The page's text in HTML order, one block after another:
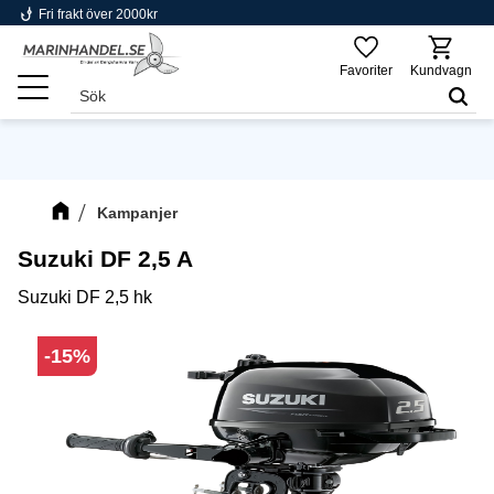
Meny
phishing Fri frakt över 2000kr
Favoriter Kundvagn
Kampanjer
Suzuki DF 2,5 A
Suzuki DF 2,5 hk
15%